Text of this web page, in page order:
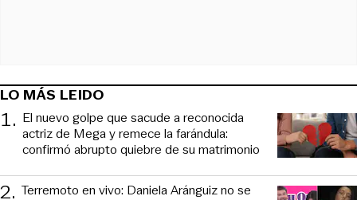
LO MÁS LEIDO
1. El nuevo golpe que sacude a reconocida
actriz de Mega y remece la farándula:
confirmó abrupto quiebre de su matrimonio
2. Terremoto en vivo: Daniela Aránguiz no se